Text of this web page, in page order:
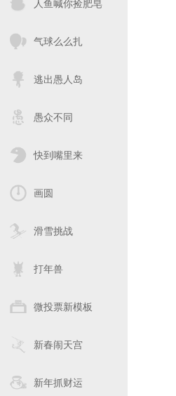
人鱼喊你捡肥皂
气球么么扎
逃出愚人岛
愚众不同
快到嘴里来
画圆
滑雪挑战
打年兽
微投票新模板
新春闹天宫
新年抓财运